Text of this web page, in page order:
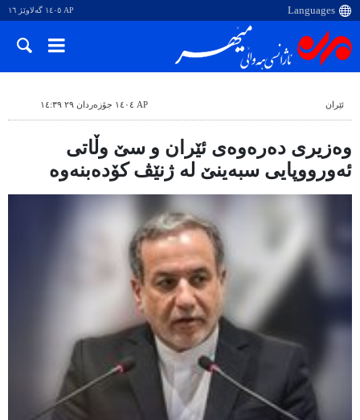
AP ١٤٠٥ گەلاوێژ ١٦
ئێران AP ١٤٠٤ جۆزەردان ٢٩ ١٤:٣٩
وەزیری دەرەوەی ئێران و سێ وڵاتی
ئەورووپایی سبەینێ لە ژنێڤ کۆدەبنەوە